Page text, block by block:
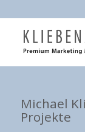
Michael
Projekte